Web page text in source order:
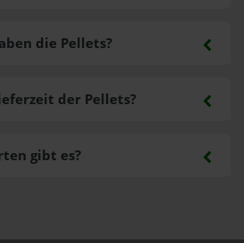
gibt es?
die Pellets?
der Pellets?